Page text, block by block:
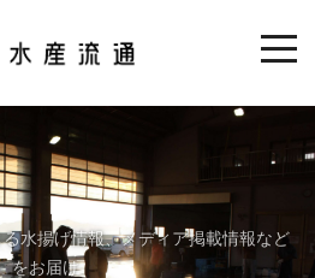
水揚げ情報、メディア掲載情報など
をお届け